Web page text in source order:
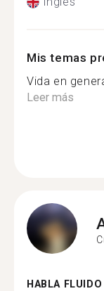
Mis temas
Vida en
Leer más
HABLA FLUIDO